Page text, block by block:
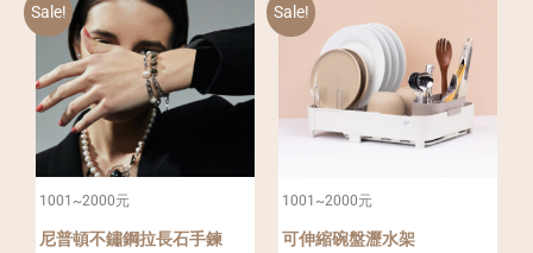
Sale!
1001~2000元
尼普頓不鏽鋼拉長石手鍊
Sale!
1001~2000元
可伸縮碗盤瀝水架